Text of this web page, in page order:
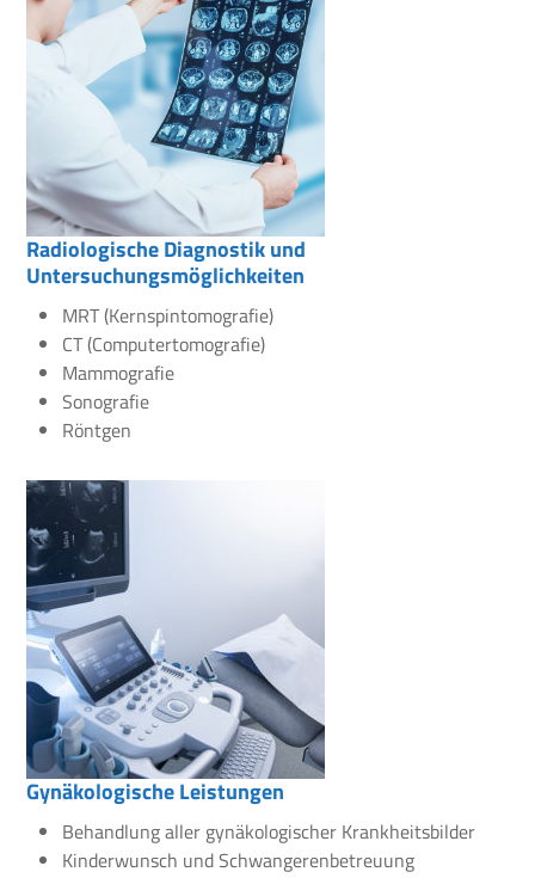
Radiologische Diagnostik und
Untersuchungsmöglichkeiten
MRT (Kernspintomografie)
CT (Computertomografie)
Mammografie
Sonografie
Röntgen
Gynäkologische Leistungen
Behandlung aller gynäkologischer Krankheitsbilder
Kinderwunsch und Schwangerenbetreuung